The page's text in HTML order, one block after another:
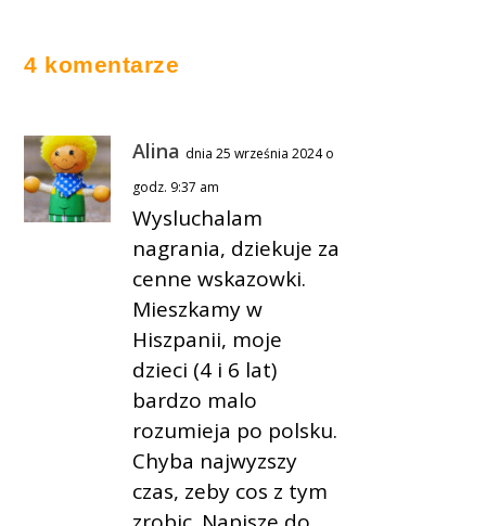
4 komentarze
Alina dnia 25 września 2024 o
godz. 9:37 am
Wysluchalam
nagrania, dziekuje za
cenne wskazowki.
Mieszkamy w
Hiszpanii, moje
dzieci (4 i 6 lat)
bardzo malo
rozumieja po polsku.
Chyba najwyzszy
czas, zeby cos z tym